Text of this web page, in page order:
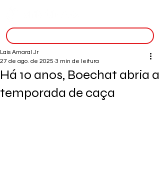
Há 10 anos, Boechat abria a
temporada de caça
Lais Amaral Jr
27 de ago. de 2025 3 min de leitura